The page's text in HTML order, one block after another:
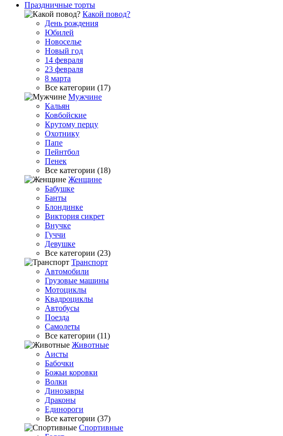
Праздничные торты
Какой повод?
День рождения
Юбилей
Новоселье
Новый год
14 февраля
23 февраля
8 марта
Все категории (17)
Мужчине
Кальян
Ковбойские
Крутому перцу
Охотнику
Папе
Пейнтбол
Пенек
Все категории (18)
Женщине
Бабушке
Банты
Блондинке
Виктория сикрет
Внучке
Гуччи
Девушке
Все категории (23)
Транспорт
Автомобили
Грузовые машины
Мотоциклы
Квадроциклы
Автобусы
Поезда
Самолеты
Все категории (11)
Животные
Аисты
Бабочки
Божьи коровки
Волки
Динозавры
Драконы
Единороги
Все категории (37)
Спортивные